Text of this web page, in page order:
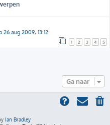
26 aug 2009, 13:12
1 2 3 4 5
Ga naar
Ian Bradley